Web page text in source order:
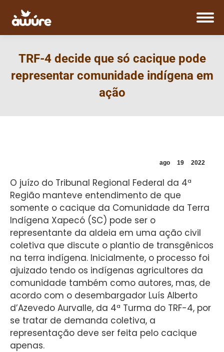
TRF-4 decide que só cacique pode
representar comunidade indígena em
ação
ago 19 2022
O juízo do Tribunal Regional Federal da 4ª
Região manteve entendimento de que
somente o cacique da Comunidade da Terra
Indígena Xapecó (SC) pode ser o
representante da aldeia em uma ação civil
coletiva que discute o plantio de transgênicos
na terra indígena. Inicialmente, o processo foi
ajuizado tendo os indígenas agricultores da
comunidade também como autores, mas, de
acordo com o desembargador Luís Alberto
d’Azevedo Aurvalle, da 4ª Turma do TRF-4, por
se tratar de demanda coletiva, a
representação deve ser feita pelo cacique
apenas.